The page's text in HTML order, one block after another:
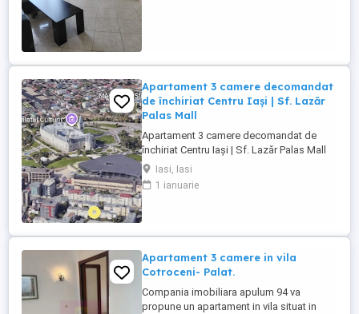
Apartament 3 camere decomandat
de închiriat Centru Iași | Sf. Lazăr
Palas Mall
Apartament 3 camere decomandat de
închiriat Centru Iași | Sf. Lazăr Palas Mall
Se oferă spre închiriere un apartament
spațios și luminos cu 3 camere
decomandate, situat într-o zonă
și de principalele puncte ...
Iasi, Iasi
1 ianuarie
Apartament 3 camere in vila
Cotroceni- Palat.
Compania imobiliara apulum 94 va
propune un apartament in vila situat in